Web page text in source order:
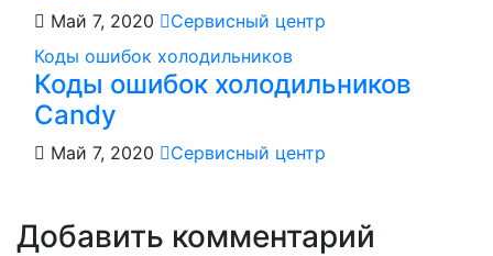
Май 7, 2020
Сервисный центр
Коды ошибок холодильников
Коды ошибок холодильников
Candy
Май 7, 2020 Сервисный центр
Добавить комментарий